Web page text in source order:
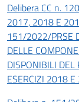
Delibera CC n.
2017, 2018 E
151/2022/PRSE
DELLE
DISPONIBILI DEL
ESERCIZI 2018